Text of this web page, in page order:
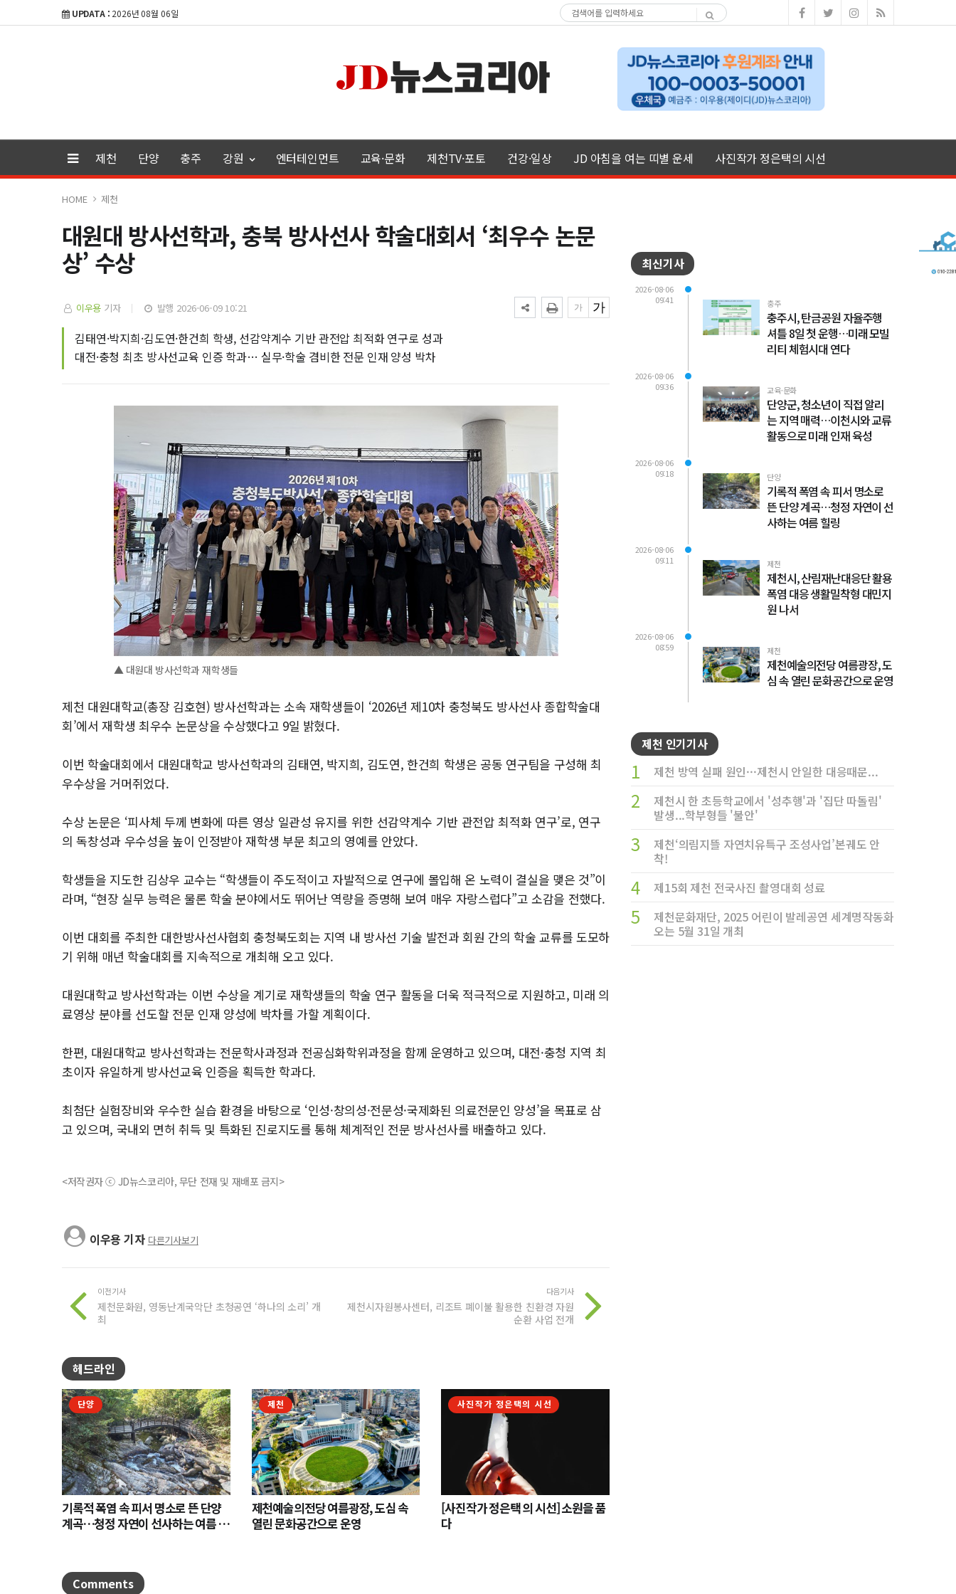
UPDATA : 2026년 08월 06일
제천 단양 충주 강원 엔터테인먼트 교육·문화 제천TV·포토 건강·일상 JD 아침을 여는 띠별 운세 사진작가 정은택의 시선
HOME 제천
대원대 방사선학과, 충북 방사선사 학술대회서 ‘최우수 논문
상’ 수상
이우용 기자 발행 2026-06-09 10:21
김태연·박지희·김도연·한건희 학생, 선감약계수 기반 관전압 최적화 연구로 성과
대전·충청 최초 방사선교육 인증 학과… 실무·학술 겸비한 전문 인재 양성 박차
▲ 대원대 방사선학과 재학생들
제천 대원대학교(총장 김호현) 방사선학과는 소속 재학생들이 ‘2026년 제10차 충청북도 방사선사 종합학술대
회’에서 재학생 최우수 논문상을 수상했다고 9일 밝혔다.
이번 학술대회에서 대원대학교 방사선학과의 김태연, 박지희, 김도연, 한건희 학생은 공동 연구팀을 구성해 최
우수상을 거머쥐었다.
수상 논문은 ‘피사체 두께 변화에 따른 영상 일관성 유지를 위한 선감약계수 기반 관전압 최적화 연구’로, 연구
의 독창성과 우수성을 높이 인정받아 재학생 부문 최고의 영예를 안았다.
학생들을 지도한 김상우 교수는 “학생들이 주도적이고 자발적으로 연구에 몰입해 온 노력이 결실을 맺은 것”이
라며, “현장 실무 능력은 물론 학술 분야에서도 뛰어난 역량을 증명해 보여 매우 자랑스럽다”고 소감을 전했다.
이번 대회를 주최한 대한방사선사협회 충청북도회는 지역 내 방사선 기술 발전과 회원 간의 학술 교류를 도모하
기 위해 매년 학술대회를 지속적으로 개최해 오고 있다.
대원대학교 방사선학과는 이번 수상을 계기로 재학생들의 학술 연구 활동을 더욱 적극적으로 지원하고, 미래 의
료영상 분야를 선도할 전문 인재 양성에 박차를 가할 계획이다.
한편, 대원대학교 방사선학과는 전문학사과정과 전공심화학위과정을 함께 운영하고 있으며, 대전·충청 지역 최
초이자 유일하게 방사선교육 인증을 획득한 학과다.
최첨단 실험장비와 우수한 실습 환경을 바탕으로 ‘인성·창의성·전문성·국제화된 의료전문인 양성’을 목표로 삼
고 있으며, 국내외 면허 취득 및 특화된 진로지도를 통해 체계적인 전문 방사선사를 배출하고 있다.
<저작권자 ⓒ JD뉴스코리아, 무단 전재 및 재배포 금지>
이우용 기자 다른기사보기
이전기사
제천문화원, 영동난계국악단 초청공연 ‘하나의 소리’ 개
최
다음기사
제천시자원봉사센터, 리조트 폐이불 활용한 친환경 자원
순환 사업 전개
헤드라인
단양
기록적 폭염 속 피서 명소로 뜬 단양
계곡…청정 자연이 선사하는 여름 힐
제천
제천예술의전당 여름광장, 도심 속
열린 문화공간으로 운영
사진작가 정은택의 시선
[사진작가 정은택 의 시선] 소원을 품
다
Comments
최신기사
2026-08-06
09:41
충주
충주시, 탄금공원 자율주행
셔틀 8일 첫 운행…미래 모빌
리티 체험시대 연다
2026-08-06
09:36
교육·문화
단양군, 청소년이 직접 알리
는 지역 매력…이천시와 교류
활동으로 미래 인재 육성
2026-08-06
09:18
단양
기록적 폭염 속 피서 명소로
뜬 단양 계곡…청정 자연이 선
사하는 여름 힐링
2026-08-06
09:11
제천
제천시, 산림재난대응단 활용
폭염 대응 생활밀착형 대민지
원 나서
2026-08-06
08:59
제천
제천예술의전당 여름광장, 도
심 속 열린 문화공간으로 운영
제천 인기기사
1 제천 방역 실패 원인···제천시 안일한 대응때문...
2
제천시 한 초등학교에서 '성추행'과 '집단 따돌림'
발생...학부형들 '불안'
3
제천‘의림지뜰 자연치유특구 조성사업’본궤도 안
착!
4 제15회 제천 전국사진 촬영대회 성료
5
제천문화재단, 2025 어린이 발레공연 세계명작동화
오는 5월 31일 개최